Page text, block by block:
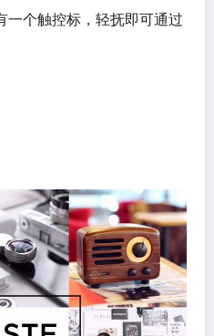
一个触控标，轻抚即可通过